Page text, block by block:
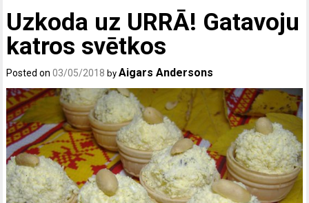
Uzkoda uz URRĀ! Gatavoju
katros svētkos
Posted on03/05/2018 byAigars Andersons